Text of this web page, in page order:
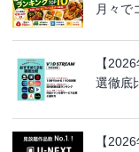
月々で
【
選徹底
【